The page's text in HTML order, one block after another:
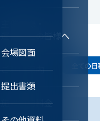
特別会議場
中ホール
運営会社の皆様へ
ご利用案内
施設利用料金
会場図面
提出書類
全ての